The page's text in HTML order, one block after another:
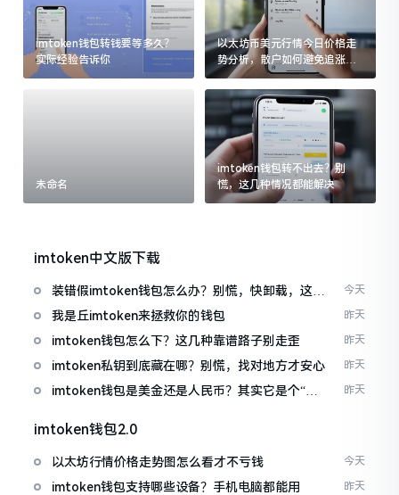
imtoken钱包转钱要等多久？
实际经验告诉你
以太坊币美元行情今日价格走
势分析，散户如何避免追涨杀
跌被套牢
未命名
imtoken钱包转不出去？别
慌，这几种情况都能解决
imtoken中文版下载
装错假imtoken钱包怎么办？别慌，快卸载，这几
招能救急
今天
我是丘imtoken来拯救你的钱包 昨天
imtoken钱包怎么下？这几种靠谱路子别走歪 昨天
imtoken私钥到底藏在哪？别慌，找对地方才安心 昨天
imtoken钱包是美金还是人民币？其实它是个“多
昨天
imtoken钱包2.0
以太坊行情价格走势图怎么看才不亏钱 今天
imtoken钱包支持哪些设备？手机电脑都能用 昨天